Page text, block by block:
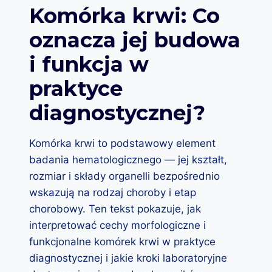
A
C
J
E
N
T
Ó
W
T
O
I
A
C
H
O
R
O
Y
O
K
O
N
D
Y
J
I
Komórka krwi: Co
oznacza jej budowa
i funkcja w
praktyce
diagnostycznej?
Komórka krwi to podstawowy element
badania hematologicznego — jej kształt,
rozmiar i składy organelli bezpośrednio
wskazują na rodzaj choroby i etap
chorobowy. Ten tekst pokazuje, jak
interpretować cechy morfologiczne i
funkcjonalne komórek krwi w praktyce
diagnostycznej i jakie kroki laboratoryjne